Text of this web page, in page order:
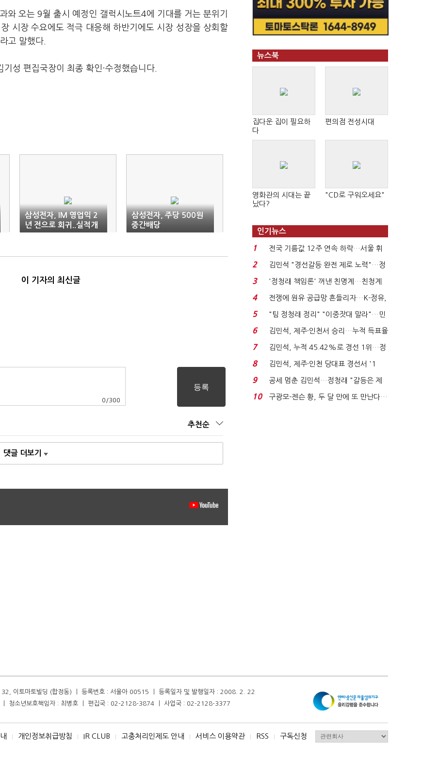
와 오는 9월 출시 예정인 갤럭시노트4에 기대를 거는 분위기
시장 수요에도 적극 대응해 하반기에도 시장 성장을 상회할
고 말했다.
성 편집국장이 최종 확인·수정했습니다.
삼성전자, IM 영업익 2
년 전으로 회귀..실적개
선 '불투명'
삼성전자, 주당 500원
중간배당
이 기자의 최신글
0 /300
추천순
댓글 더보기
뉴스북
집다운 집이 필요하
다
편의점 전성시대
영화관의 시대는 끝
났다?
"CD로 구워오세요"
인기뉴스
1
전국 기름값 12주 연속 하락…서울 휘
발윳값 1909원...
2
김민석 "경선갈등 완전 제로 노력"…정
청래 "반명 공세 사...
3
'정청래 책임론' 꺼낸 친명계…친청계
는 추가투표 때리기...
4
전쟁에 원유 공급망 흔들리자…K-정유,
에너지안보 핵심...
5
"팀 정청래 정리" "이중잣대 말라"…민
주 최고위원 계파 다...
6
김민석, 제주·인천서 승리…누적 득표율
'1위 탈환'(종합)...
7
김민석, 누적 45.42%로 경선 1위…정
청래와 격차 0.86%p(...
8
김민석, 제주·인천 당대표 경선서 '1
위'(1보)...
9
공세 멈춘 김민석…정청래 "갈등은 제
가 수습"
10
구광모-젠슨 황, 두 달 만에 또 만난다…
32, 이토마토빌딩 (합정동) ㅣ 등록번호 : 서울아 00515 ㅣ 등록일자 및 발행일자 : 2008. 2. 22
ㅣ 청소년보호책임자 : 최병호 ㅣ 편집국 : 02-2128-3874 ㅣ 사업국 : 02-2128-3377
I 개인정보취급방침 I IR CLUB I 고충처리인제도 안내 I 서비스 이용약관 I RSS I 구독신청